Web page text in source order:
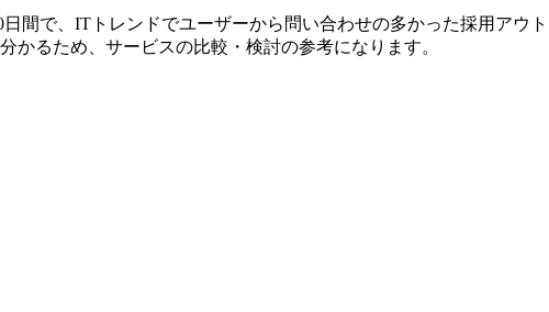
間で、ITトレンドでユーザーから問い合わせの多かった採用アウ
るため、サービスの比較・検討の参考になります。